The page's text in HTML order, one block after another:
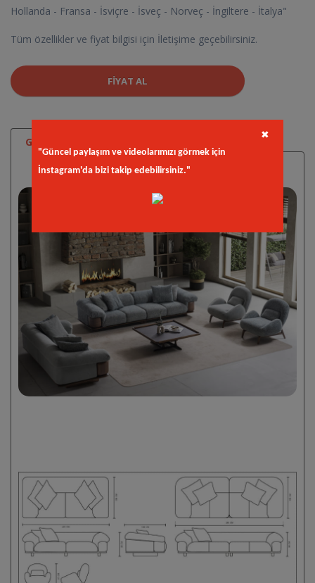
Hollanda - Fransa - İsviçre - İsveç - Norveç - İngiltere - İtalya"
Tüm özellikler ve fiyat bilgisi için İletişime geçebilirsiniz.
FIYAT AL
Galeri
"Güncel paylaşım ve videolarımızı görmek için
İnstagram'da bizi takip edebilirsiniz."
✖